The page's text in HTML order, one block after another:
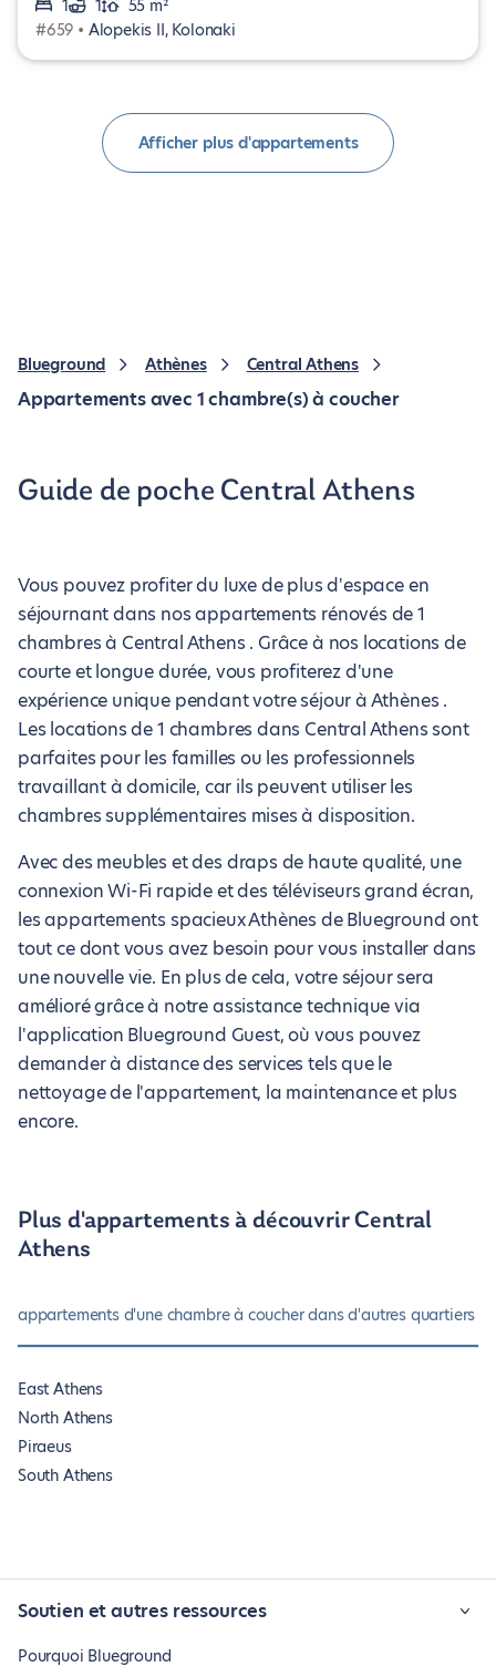
1 1
55 m²
#659 • Alopekis II, Kolonaki
Afficher plus d'appartements
Blueground Athènes Central Athens
Appartements avec 1 chambre(s) à coucher
Guide de poche Central Athens
Vous pouvez profiter du luxe de plus d'espace en
séjournant dans nos appartements rénovés de 1
chambres à Central Athens . Grâce à nos locations de
courte et longue durée, vous profiterez d'une
expérience unique pendant votre séjour à Athènes .
Les locations de 1 chambres dans Central Athens sont
parfaites pour les familles ou les professionnels
travaillant à domicile, car ils peuvent utiliser les
chambres supplémentaires mises à disposition.
Avec des meubles et des draps de haute qualité, une
connexion Wi-Fi rapide et des téléviseurs grand écran,
les appartements spacieux Athènes de Blueground ont
tout ce dont vous avez besoin pour vous installer dans
une nouvelle vie. En plus de cela, votre séjour sera
amélioré grâce à notre assistance technique via
l'application Blueground Guest, où vous pouvez
demander à distance des services tels que le
nettoyage de l'appartement, la maintenance et plus
encore.
Plus d'appartements à découvrir Central
Athens
appartements d'une chambre à coucher dans d'autres quartiers
East Athens
North Athens
Piraeus
South Athens
Soutien et autres ressources
Pourquoi Blueground